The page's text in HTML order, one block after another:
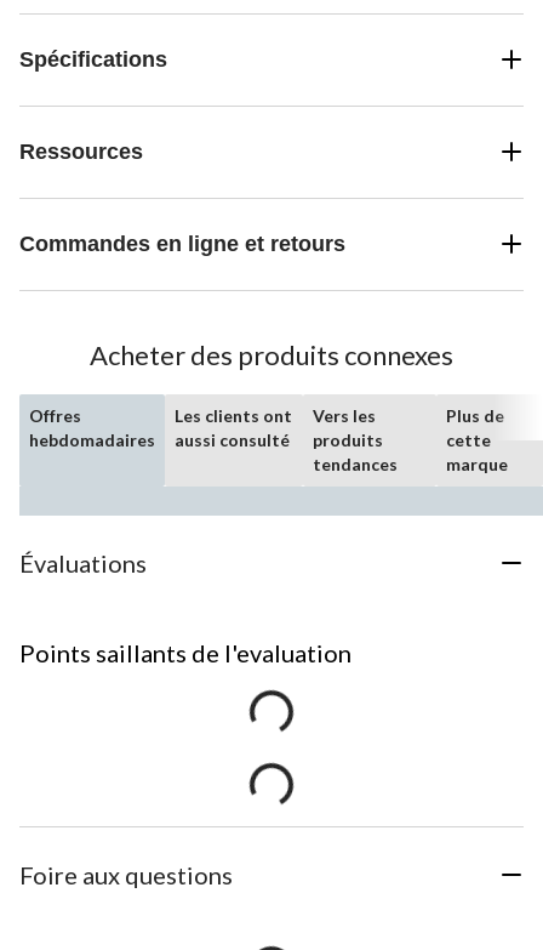
Spécifications
Ressources
Commandes en ligne et retours
Acheter des produits connexes
Offres
hebdomadaires
Les clients ont
aussi consulté
Vers les
produits
tendances
Plus de
cette
marque
Évaluations
Points saillants de l'evaluation
Foire aux questions